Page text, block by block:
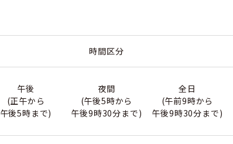
時間区分
午後
(正午から
午後5時まで)
夜間
(午後5時から
午後9時30分まで)
全日
(午前9時から
午後9時30分まで)